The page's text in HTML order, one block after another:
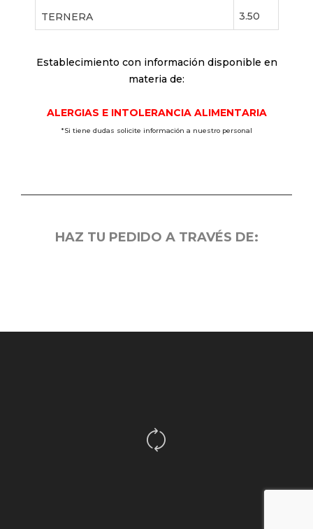
TERNERA 3.50
Establecimiento con información disponible en
materia de:
ALERGIAS E INTOLERANCIA ALIMENTARIA
*Si tiene dudas solicite información a nuestro personal
HAZ TU PEDIDO A TRAVÉS DE: